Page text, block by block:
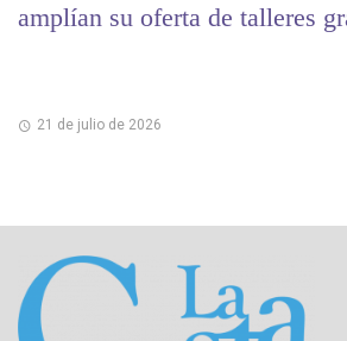
amplían su oferta de talleres
21 de julio de 2026